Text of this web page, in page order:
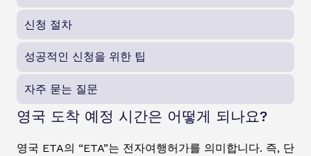
신청 절차
성공적인 신청을 위한 팁
자주 묻는 질문
영국 도착 예정 시간은 어떻게 되나요?
영국 ETA의 “ETA”는 전자여행허가를 의미합니다. 즉, 단